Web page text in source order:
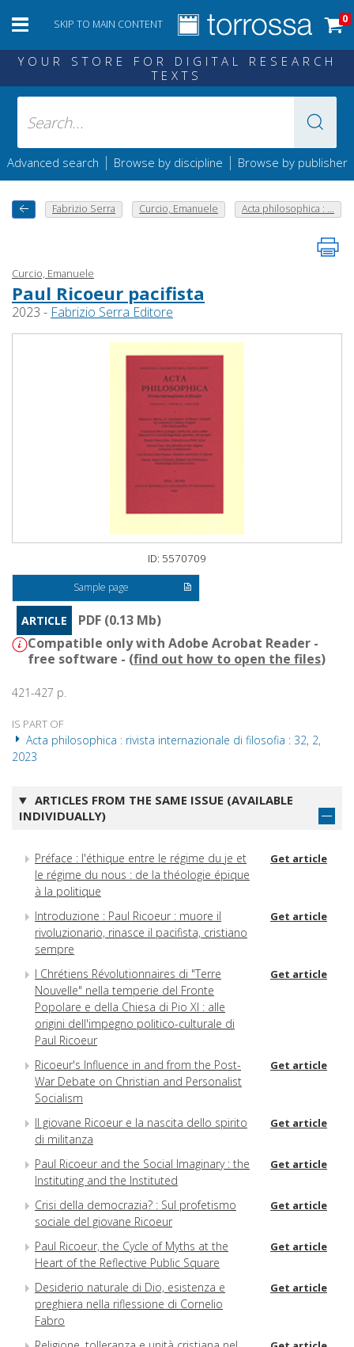
SKIP TO MAIN CONTENT 0
YOUR STORE FOR DIGITAL RESEARCH
TEXTS
Advanced search | Browse by discipline | Browse by publisher
Fabrizio Serra Curcio, Emanuele Acta philosophica : ...
Curcio, Emanuele
Paul Ricoeur pacifista
2023 - Fabrizio Serra Editore
ID: 5570709
Sample page
ARTICLE
PDF (0.13 Mb)
Compatible only with Adobe Acrobat Reader -
free software - (find out how to open the files)
421-427 p.
IS PART OF
Acta philosophica : rivista internazionale di filosofia : 32, 2,
2023
ARTICLES FROM THE SAME ISSUE (AVAILABLE
INDIVIDUALLY)
Préface : l'éthique entre le régime du je et
le régime du nous : de la théologie épique
à la politique
Get article
Introduzione : Paul Ricoeur : muore il
rivoluzionario, rinasce il pacifista, cristiano
sempre
Get article
I Chrétiens Révolutionnaires di "Terre
Nouvelle" nella temperie del Fronte
Popolare e della Chiesa di Pio XI : alle
origini dell'impegno politico-culturale di
Paul Ricoeur
Get article
Ricoeur's Influence in and from the Post-
War Debate on Christian and Personalist
Socialism
Get article
Il giovane Ricoeur e la nascita dello spirito
di militanza
Get article
Paul Ricoeur and the Social Imaginary : the
Instituting and the Instituted
Get article
Crisi della democrazia? : Sul profetismo
sociale del giovane Ricoeur
Get article
Paul Ricoeur, the Cycle of Myths at the
Heart of the Reflective Public Square
Get article
Desiderio naturale di Dio, esistenza e
preghiera nella riflessione di Cornelio
Fabro
Get article